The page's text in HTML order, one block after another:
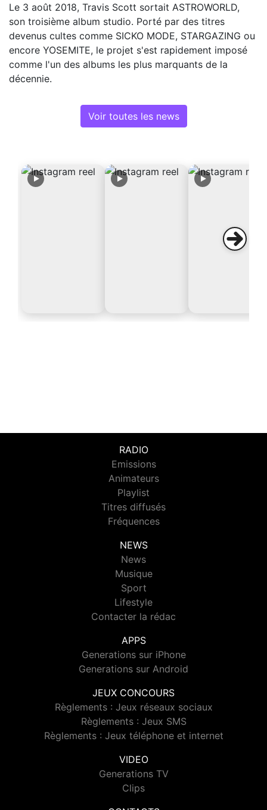
Le 3 août 2018, Travis Scott sortait ASTROWORLD,
son troisième album studio. Porté par des titres
devenus cultes comme SICKO MODE, STARGAZING ou
encore YOSEMITE, le projet s'est rapidement imposé
comme l'un des albums les plus marquants de la
décennie.
Voir toutes les news
RADIO
Emissions
Animateurs
Playlist
Titres diffusés
Fréquences
NEWS
News
Musique
Sport
Lifestyle
Contacter la rédac
APPS
Generations sur iPhone
Generations sur Android
JEUX CONCOURS
Règlements : Jeux réseaux sociaux
Règlements : Jeux SMS
Règlements : Jeux téléphone et internet
VIDEO
Generations TV
Clips